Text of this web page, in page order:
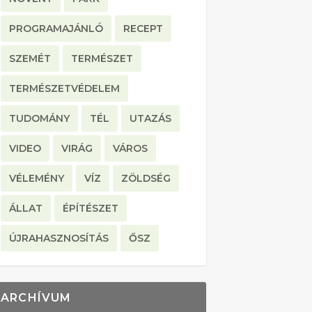
PROGRAMAJÁNLÓ RECEPT
SZEMÉT TERMÉSZET
TERMÉSZETVÉDELEM
TUDOMÁNY TÉL UTAZÁS
VIDEO VIRÁG VÁROS
VÉLEMÉNY VÍZ ZÖLDSÉG
ÁLLAT ÉPÍTÉSZET
ÚJRAHASZNOSÍTÁS ŐSZ
ARCHÍVUM